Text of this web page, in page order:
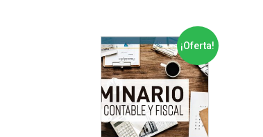
¡Oferta!